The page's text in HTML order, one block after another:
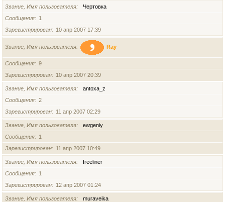
Звание, Имя пользователя
Чертовка
Сообщения
1
Зарегистрирован
10 апр 2007 17:39
Звание, Имя пользователя Ray
Сообщения
9
Зарегистрирован
10 апр 2007 20:39
Звание, Имя пользователя
antoxa_z
Сообщения
2
Зарегистрирован
11 апр 2007 02:29
Звание, Имя пользователя
ewgeniy
Сообщения
1
Зарегистрирован
11 апр 2007 10:49
Звание, Имя пользователя
freeliner
Сообщения
1
Зарегистрирован
12 апр 2007 01:24
Звание, Имя пользователя
muraveika